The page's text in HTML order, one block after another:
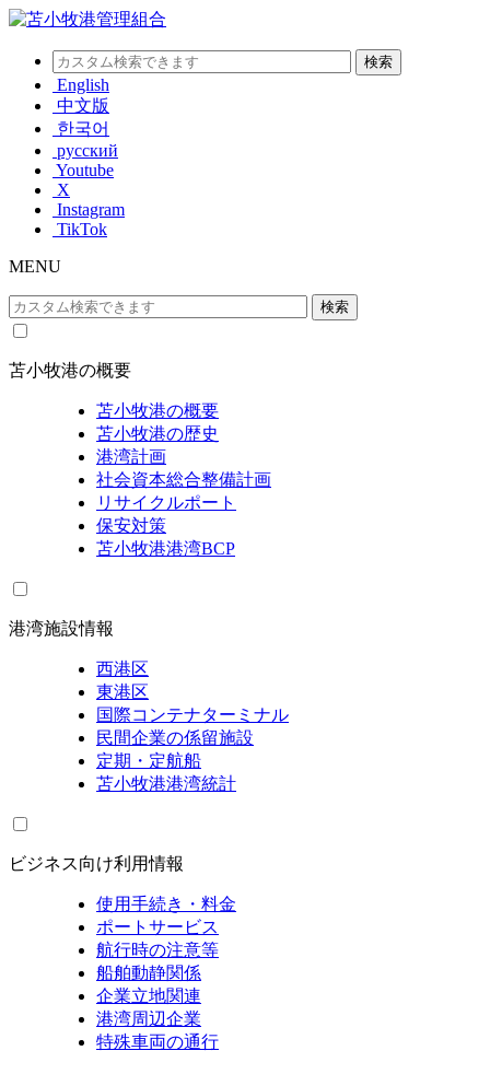
English
中文版
한국어
русский
Youtube
X
Instagram
TikTok
MENU
苫小牧港の概要
苫小牧港の概要
苫小牧港の歴史
港湾計画
社会資本総合整備計画
リサイクルポート
保安対策
苫小牧港港湾BCP
港湾施設情報
西港区
東港区
国際コンテナターミナル
民間企業の係留施設
定期・定航船
苫小牧港港湾統計
ビジネス向け利用情報
使用手続き・料金
ポートサービス
航行時の注意等
船舶動静関係
企業立地関連
港湾周辺企業
特殊車両の通行